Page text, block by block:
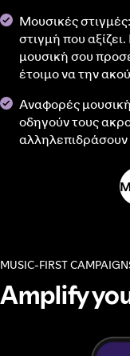
Μουσικές
στιγμή που
μουσική σου
έτοιμο να την
Αναφορές
οδηγούν τους
MUSIC-FIRST
Amplify